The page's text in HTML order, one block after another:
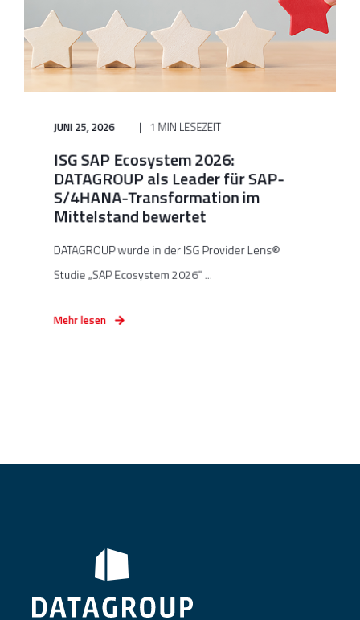
JUNI 25, 2026 1 MIN LESEZEIT
ISG SAP Ecosystem 2026:
DATAGROUP als Leader für SAP-
S/4HANA-Transformation im
Mittelstand bewertet
DATAGROUP wurde in der ISG Provider Lens®
Studie „SAP Ecosystem 2026“ ...
Mehr lesen